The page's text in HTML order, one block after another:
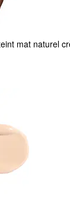
mat naturel